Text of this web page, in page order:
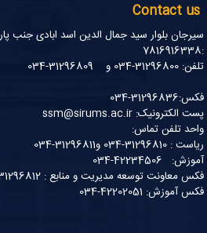
Contact us
سیرجان بلوار سید جمال الدین اسد ابادی جنب
:7816916338
تلفن: 31296800-034 و 31296809-034
فکس:31296836-034
پست الکترونیک: ssm@sirums.ac.ir
واحد تلفن تماس:
ریاست : 31296810-034 و31296811-034
آموزش: 42234506-034
فکس معاونت توسعه مدیریت و منابع : 31296812-034
فکس آموزش: 42202051-034